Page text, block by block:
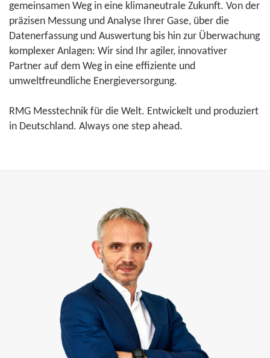
gemeinsamen Weg in eine klimaneutrale Zukunft. Von der
präzisen Messung und Analyse Ihrer Gase, über die
Datenerfassung und Auswertung bis hin zur Überwachung
komplexer Anlagen: Wir sind Ihr agiler, innovativer
Partner auf dem Weg in eine effiziente und
umweltfreundliche Energieversorgung.
RMG Messtechnik für die Welt. Entwickelt und produziert
in Deutschland. Always one step ahead.